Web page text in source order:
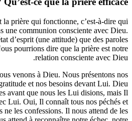
c’est la prière qui fonctionne,
dans une communion consciente
un état d’esprit (une attitude) que
Nous pourrions dire que la
relation consciente
prière, nous venons à Dieu. Nous
notre gratitude et nos besoins
ces choses avant que nous les Lui
avec Lui. Oui, Il connaît tous nos
que nous ne les confessions. Il nous